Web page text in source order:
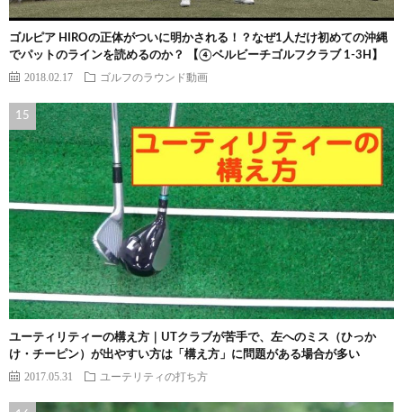
ゴルピア HIROの正体がついに明かされる！？なぜ1人だけ初めての沖縄
でパットのラインを読めるのか？ 【④ベルビーチゴルフクラブ 1-3H】
2018.02.17 ゴルフのラウンド動画
ユーティリティーの構え方｜UTクラブが苦手で、左へのミス（ひっか
け・チーピン）が出やすい方は「構え方」に問題がある場合が多い
2017.05.31 ユーテリティの打ち方